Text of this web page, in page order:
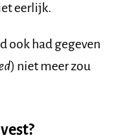
eerlijk.
ook had gegeven
) niet meer zou